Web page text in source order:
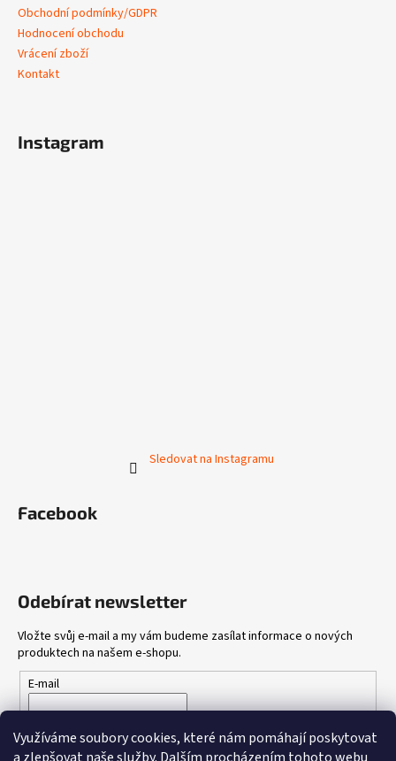
Využíváme soubory cookies, které nám pomáhají poskytovat
Obchodní podmínky/GDPR
Hodnocení obchodu
Vrácení zboží
Kontakt
Instagram
Sledovat na Instagramu
Facebook
Odebírat newsletter
Vložte svůj e-mail a my vám budeme zasílat informace o nových
produktech na našem e-shopu.
E-mail
údajů